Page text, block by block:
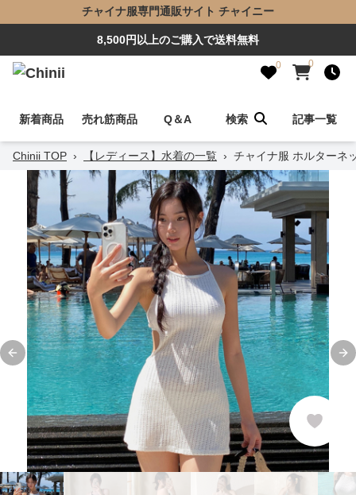
チャイナ服専門通販サイト チャイニー
8,500円以上のご購入で送料無料
0 0
新着商品 売れ筋商品 Q＆A 検索 記事一覧
Chinii TOP › 【レディース】水着の一覧 › チャイナ服 ホルターネ
Previous slide